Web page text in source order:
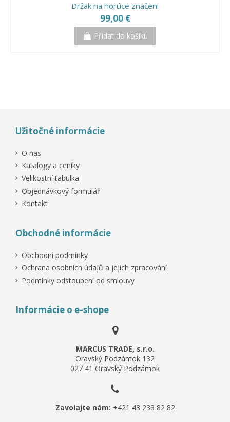
Držak na horúce značeni
99,00 €
Přidat do košíku
Užitočné informácie
O nas
Katalogy a ceníky
Velikostní tabulka
Objednávkový formulář
Kontakt
Obchodné informácie
Obchodní podmínky
Ochrana osobních údajů a jejich zpracování
Podmínky odstoupení od smlouvy
Informácie o e-shope
MARCUS TRADE, s.r.o.
Oravský Podzámok 132
027 41 Oravský Podzámok
Zavolajte nám: +421 43 238 82 82